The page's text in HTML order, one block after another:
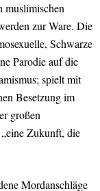
muslimischen
zur Ware. Die
Schwarze
Parodie auf die
spielt mit
Besetzung im
großen
Zukunft, die
Mordanschläge